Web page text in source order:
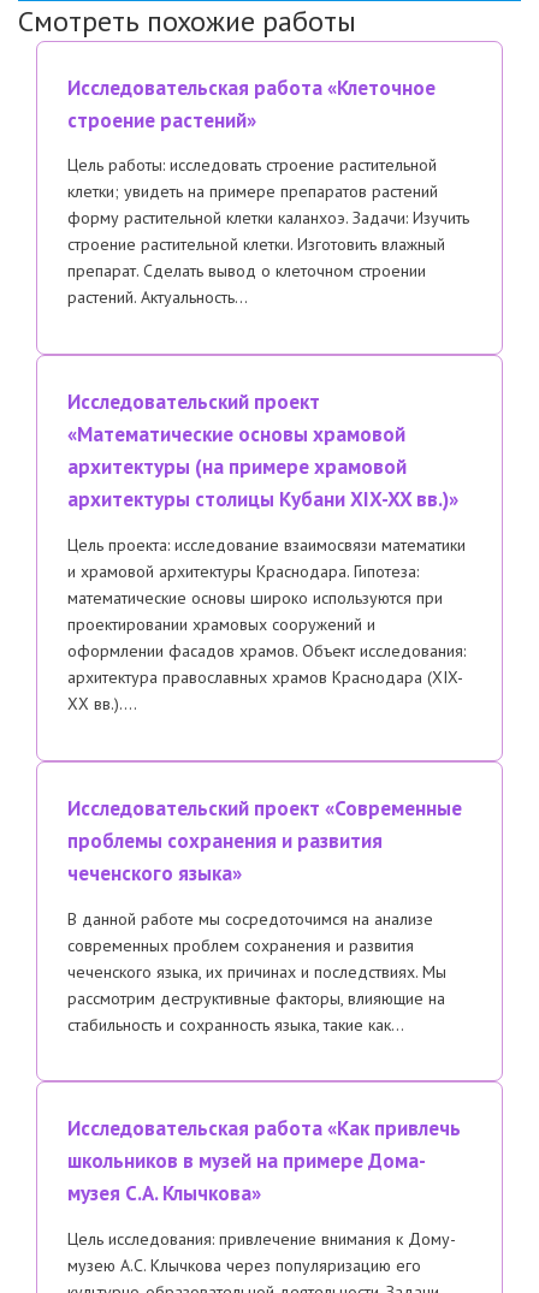
Смотреть похожие работы
Исследовательская работа «Клеточное
строение растений»
Цель работы: исследовать строение растительной
клетки; увидеть на примере препаратов растений
форму растительной клетки каланхоэ. Задачи: Изучить
строение растительной клетки. Изготовить влажный
препарат. Сделать вывод о клеточном строении
растений. Актуальность…
Исследовательский проект
«Математические основы храмовой
архитектуры (на примере храмовой
архитектуры столицы Кубани XIX-XX вв.)»
Цель проекта: исследование взаимосвязи математики
и храмовой архитектуры Краснодара. Гипотеза:
математические основы широко используются при
проектировании храмовых сооружений и
оформлении фасадов храмов. Объект исследования:
архитектура православных храмов Краснодара (XIX-
XX вв.)….
Исследовательский проект «Современные
проблемы сохранения и развития
чеченского языка»
В данной работе мы сосредоточимся на анализе
современных проблем сохранения и развития
чеченского языка, их причинах и последствиях. Мы
рассмотрим деструктивные факторы, влияющие на
стабильность и сохранность языка, такие как…
Исследовательская работа «Как привлечь
школьников в музей на примере Дома-
музея С.А. Клычкова»
Цель исследования: привлечение внимания к Дому-
музею А.С. Клычкова через популяризацию его